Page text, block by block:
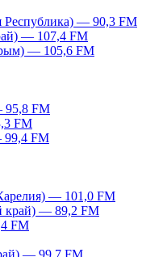
Республика) — 90,3 FM
— 107,4 FM
— 105,6 FM
95,8 FM
FM
99,4 FM
— 101,0 FM
край) — 89,2 FM
FM
— 99,7 FM